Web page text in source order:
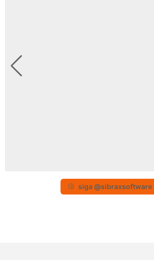
siga @sibraxsoftware